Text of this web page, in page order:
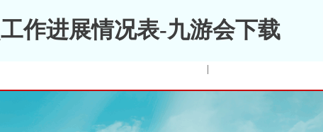
作进展情况表-九游会下载